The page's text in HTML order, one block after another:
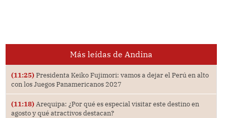
Más leídas de Andina
(11:25) Presidenta Keiko Fujimori: vamos a dejar el Perú en alto
con los Juegos Panamericanos 2027
(11:18) Arequipa: ¿Por qué es especial visitar este destino en
agosto y qué atractivos destacan?